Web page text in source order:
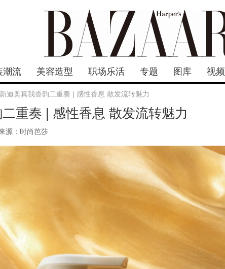
潮流 美容造型 职场乐活 专题 图库 视频
迪奥真我香韵二重奏 | 感性香息 散发流转魅力
重奏 | 感性香息 散发流转魅力
源：时尚芭莎